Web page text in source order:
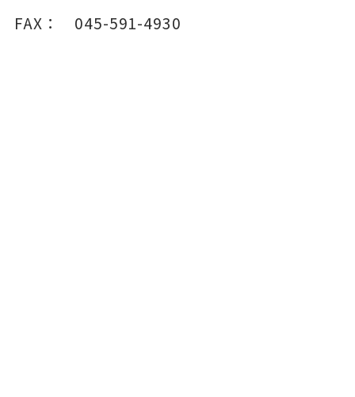
FAX：
045-591-4930